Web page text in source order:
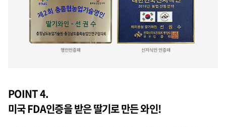
POINT 4.
미국 FDA인증을 받은 딸기로 만든 와인!